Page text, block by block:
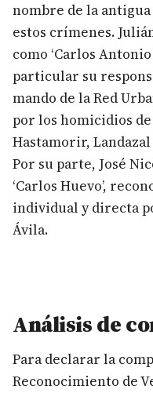
nombre de la
estos crímenes.
como ‘Carlos
particular su
mando de la Red
por los homicidios
Hastamorir,
Por su parte, José
‘Carlos Huevo’,
individual y directa
Ávila.
Análisis de
Para declarar la
Reconocimiento de